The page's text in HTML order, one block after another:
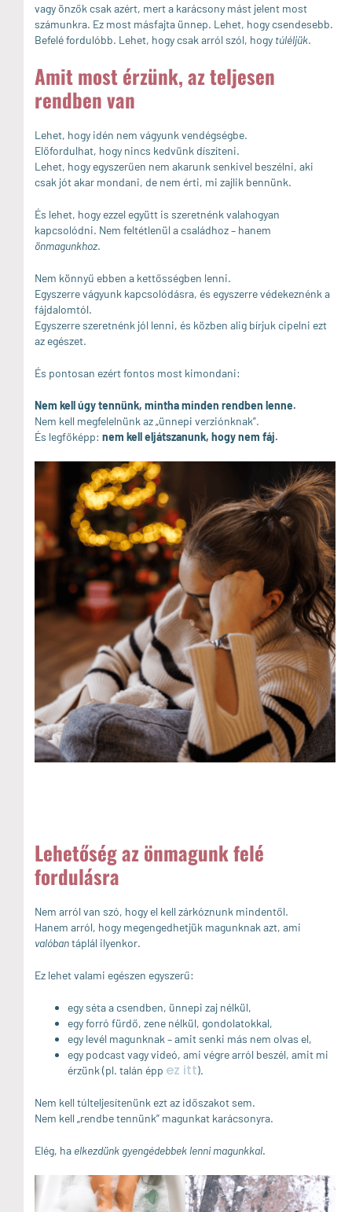
vagy önzők csak azért, mert a karácsony mást jelent most
számunkra. Ez most másfajta ünnep. Lehet, hogy csendesebb.
Befelé fordulóbb. Lehet, hogy csak arról szól, hogy túléljük.
Amit most érzünk, az teljesen
rendben van
Lehet, hogy idén nem vágyunk vendégségbe.
Előfordulhat, hogy nincs kedvünk díszíteni.
Lehet, hogy egyszerűen nem akarunk senkivel beszélni, aki
csak jót akar mondani, de nem érti, mi zajlik bennünk.
És lehet, hogy ezzel együtt is szeretnénk valahogyan
kapcsolódni. Nem feltétlenül a családhoz – hanem
önmagunkhoz.
Nem könnyű ebben a kettősségben lenni.
Egyszerre vágyunk kapcsolódásra, és egyszerre védekeznénk a
fájdalomtól.
Egyszerre szeretnénk jól lenni, és közben alig bírjuk cipelni ezt
az egészet.
És pontosan ezért fontos most kimondani:
Nem kell úgy tennünk, mintha minden rendben lenne.
Nem kell megfelelnünk az „ünnepi verziónknak”.
És legfőképp: nem kell eljátszanunk, hogy nem fáj.
Lehetőség az önmagunk felé
fordulásra
Nem arról van szó, hogy el kell zárkóznunk mindentől.
Hanem arról, hogy megengedhetjük magunknak azt, ami
valóbantáplál ilyenkor.
Ez lehet valami egészen egyszerű:
egy séta a csendben, ünnepi zaj nélkül,
egy forró fürdő, zene nélkül, gondolatokkal,
egy levél magunknak – amit senki más nem olvas el,
egy podcast vagy videó, ami végre arról beszél, amit mi
érzünk (pl. talán épp ez itt).
Nem kell túlteljesítenünk ezt az időszakot sem.
Nem kell „rendbe tennünk” magunkat karácsonyra.
Elég, ha elkezdünk gyengédebbek lenni magunkkal.